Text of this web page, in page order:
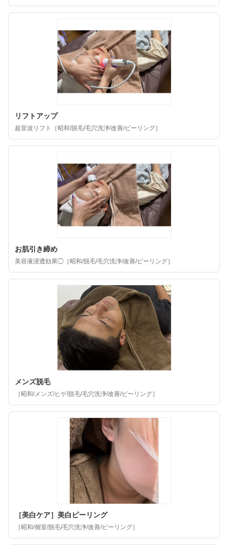
リフトアップ
超音波リフト［昭和/脱毛/毛穴洗浄/改善/ピーリング］
お肌引き締め
美容液浸透効果◯［昭和/脱毛/毛穴洗浄/改善/ピーリング］
メンズ脱毛
［昭和/メンズ/ヒゲ/脱毛/毛穴洗浄/改善/ピーリング］
［美白ケア］美白ピーリング
［昭和/個室/脱毛/毛穴洗浄/改善/ピーリング］